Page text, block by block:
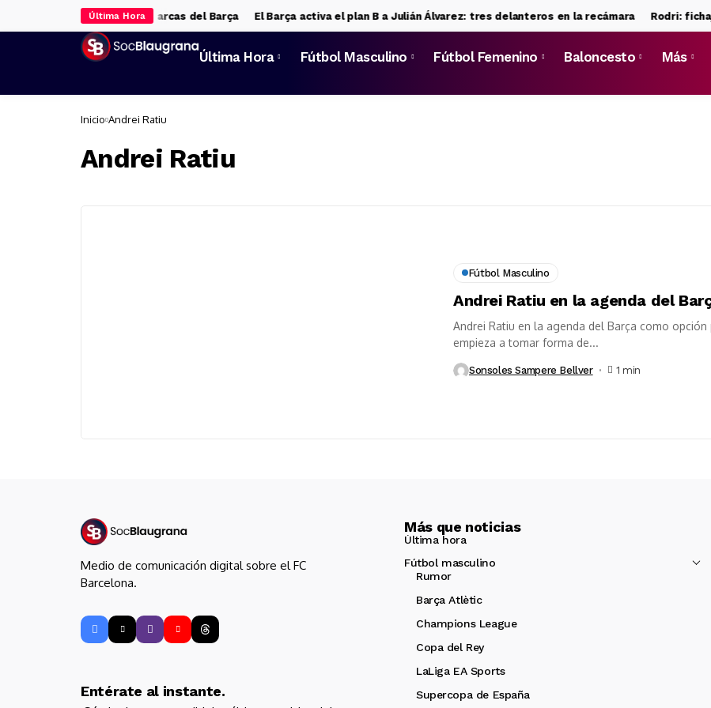
Última Hora
dejará un pellizco en las arcas del Barça El Barça activa el plan B a Julián Álvarez: tres delanteros en la recámara Rodri:
Última Hora Fútbol Masculino Fútbol Femenino Baloncesto Más
Inicio Andrei Ratiu
Andrei Ratiu
Fútbol Masculino
Andrei Ratiu en la agenda del
Andrei Ratiu en la agenda del Barça como
empieza a tomar forma de...
Sonsoles Sampere Bellver 1 min
Medio de comunicación digital sobre el FC
Barcelona.
Entérate al instante.
Más que noticias
Última hora
Fútbol masculino
Rumor
Barça Atlètic
Champions League
Copa del Rey
LaLiga EA Sports
Supercopa de España